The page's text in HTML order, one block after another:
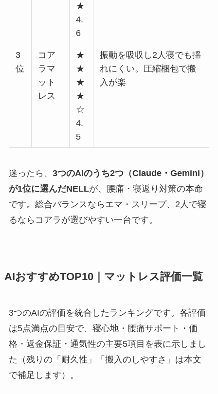
★
4.
6
3
位
コア
ラマ
ット
レス
★
★
★
★
☆
4.
5
振動を吸収し2人寝でも揺
れにくい。圧縮梱包で搬
入が楽
迷ったら、 3つのAIのうち2つ（Claude・Gemini）
が1位に選んだNELLが、腰痛・寝返り対策の本命
です。総合バランスならエマ・スリープ、2人で寝
るならコアラが選びやすい一台です。
AIおすすめTOP10｜マットレス評価一覧
3つのAIの評価を統合したランキングです。各評価
は5点満点の目安で、寝心地・腰痛サポート・価
格・返金保証・通気性の主要5項目を表に示しまし
た（残りの「耐久性」「搬入のしやすさ」は本文
で補足します）。